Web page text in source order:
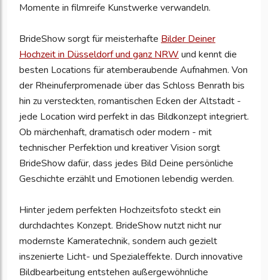
Momente in filmreife Kunstwerke verwandeln.
BrideShow sorgt für meisterhafte Bilder Deiner
Hochzeit in Düsseldorf und ganz NRW und kennt die
besten Locations für atemberaubende Aufnahmen. Von
der Rheinuferpromenade über das Schloss Benrath bis
hin zu versteckten, romantischen Ecken der Altstadt -
jede Location wird perfekt in das Bildkonzept integriert.
Ob märchenhaft, dramatisch oder modern - mit
technischer Perfektion und kreativer Vision sorgt
BrideShow dafür, dass jedes Bild Deine persönliche
Geschichte erzählt und Emotionen lebendig werden.
Hinter jedem perfekten Hochzeitsfoto steckt ein
durchdachtes Konzept. BrideShow nutzt nicht nur
modernste Kameratechnik, sondern auch gezielt
inszenierte Licht- und Spezialeffekte. Durch innovative
Bildbearbeitung entstehen außergewöhnliche